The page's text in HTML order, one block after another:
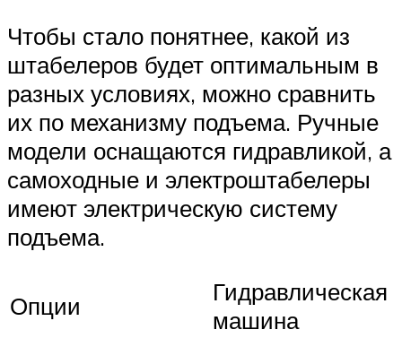
Чтобы стало понятнее, какой из
штабелеров будет оптимальным в
разных условиях, можно сравнить
их по механизму подъема. Ручные
модели оснащаются гидравликой, а
самоходные и электроштабелеры
имеют электрическую систему
подъема.
Опции
Гидравлическая
машина